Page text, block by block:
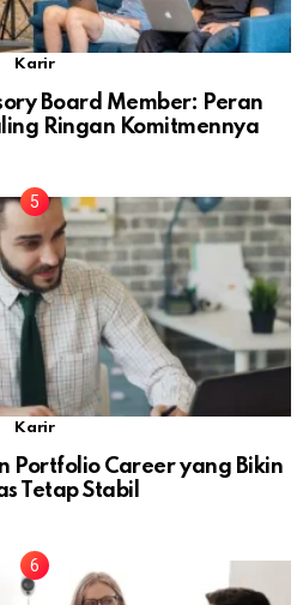
Karir
Board Member: Peran
Ringan Komitmennya
Karir
Portfolio Career yang Bikin
Tetap Stabil